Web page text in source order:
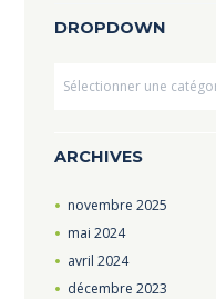
DROPDOWN
ARCHIVES
novembre 2025
mai 2024
avril 2024
décembre 2023